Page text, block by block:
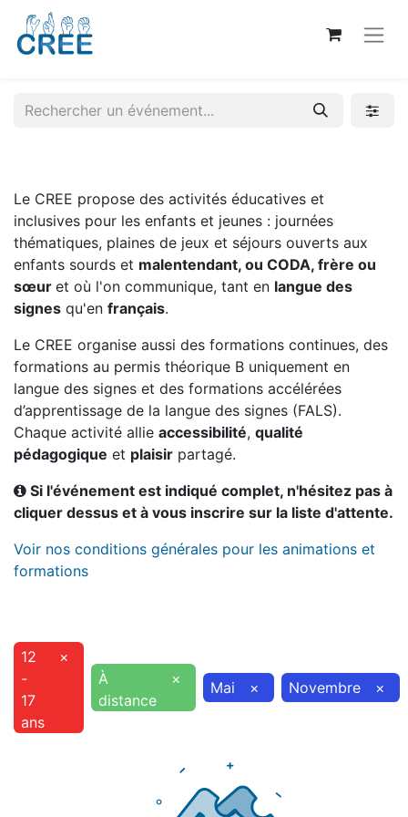
Le CREE propose des activités éducatives et
inclusives pour les enfants et jeunes : journées
thématiques, plaines de jeux et séjours ouverts aux
enfants sourds et malentendant, ou CODA, frère ou
sœur et où l'on communique, tant en langue des
signes qu'en français.
Le CREE organise aussi des formations continues, des
formations au permis théorique B uniquement en
langue des signes et des formations accélérées
d’apprentissage de la langue des signes (FALS).
Chaque activité allie accessibilité, qualité
pédagogique et plaisir partagé.
Si l'événement est indiqué complet, n'hésitez pas à
cliquer dessus et à vous inscrire sur la liste d'attente.
Voir nos conditions générales pour les animations et
formations
12
-
17
ans
×
À
distance
× Mai × Novembre ×